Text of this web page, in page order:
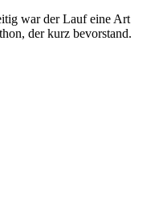
war der Lauf eine Art
der kurz bevorstand.